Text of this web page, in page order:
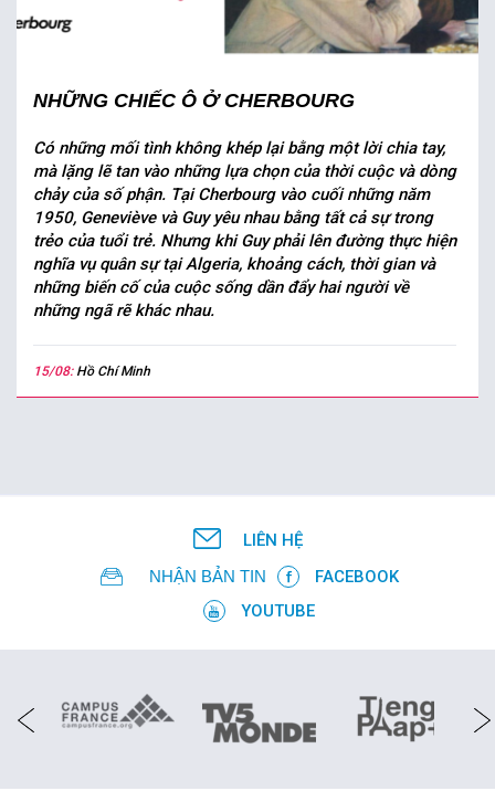
NHỮNG CHIẾC Ô Ở CHERBOURG
Có những mối tình không khép lại bằng một lời chia tay,
mà lặng lẽ tan vào những lựa chọn của thời cuộc và dòng
chảy của số phận. Tại Cherbourg vào cuối những năm
1950, Geneviève và Guy yêu nhau bằng tất cả sự trong
trẻo của tuổi trẻ. Nhưng khi Guy phải lên đường thực hiện
nghĩa vụ quân sự tại Algeria, khoảng cách, thời gian và
những biến cố của cuộc sống dần đẩy hai người về
những ngã rẽ khác nhau.
15/08: Hồ Chí Minh
LIÊN HỆ
NHẬN BẢN TIN
FACEBOOK
YOUTUBE